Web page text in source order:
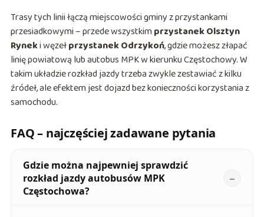
Trasy tych linii łączą miejscowości gminy z przystankami
przesiadkowymi – przede wszystkimprzystanek Olsztyn
Ryneki węzełprzystanek Odrzykoń, gdzie możesz złapać
linię powiatową lub autobus MPK w kierunku Częstochowy. W
takim układzie rozkład jazdy trzeba zwykle zestawiać z kilku
źródeł, ale efektem jest dojazd bez konieczności korzystania z
samochodu.
FAQ – najczęściej zadawane pytania
Gdzie można najpewniej sprawdzić
rozkład jazdy autobusów MPK
Częstochowa?